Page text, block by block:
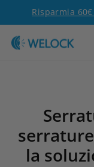
Vai al contenuto
Risparmia
la